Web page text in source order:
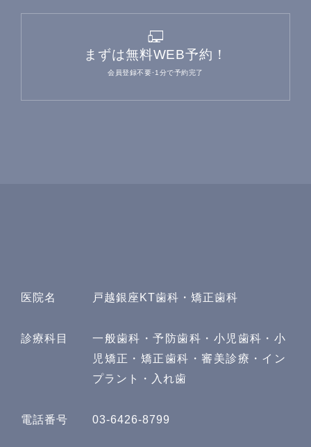
まずは無料WEB予約！
会員登録不要･1分で予約完了
医院名 戸越銀座KT歯科・矯正歯科
診療科目
一般歯科・予防歯科・小児歯科・小
児矯正・矯正歯科・審美診療・イン
プラント・入れ歯
電話番号 03-6426-8799